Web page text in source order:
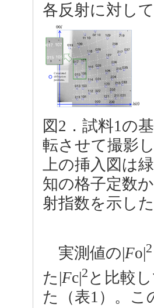
各反射に対し
図2．試料1の
転させて撮影
上の挿入図は
知の格子定数
射指数を示し
実測値の|Fo|2
た|Fc|2 と比較
た（表1）。こ